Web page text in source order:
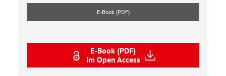
E-Book (PDF)
E-Book (PDF)
im Open Access